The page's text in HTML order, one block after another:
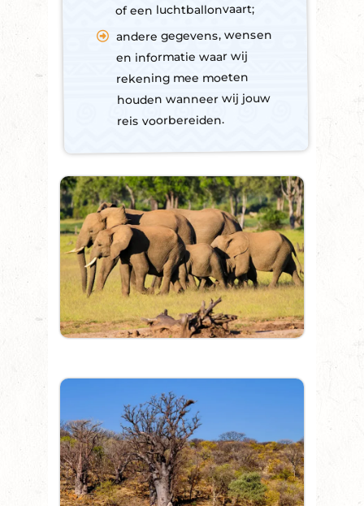
of een luchtballonvaart;
andere gegevens, wensen
en informatie waar wij
rekening mee moeten
houden wanneer wij jouw
reis voorbereiden.